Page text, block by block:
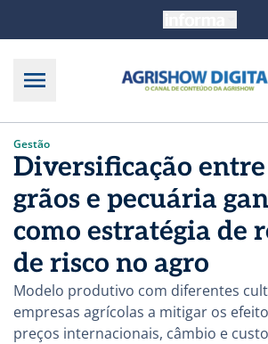
Gestão
Diversificação entre
grãos e pecuária
como estratégia de
de risco no agro
Modelo produtivo com diferentes
empresas agrícolas a mitigar os
preços internacionais, câmbio e